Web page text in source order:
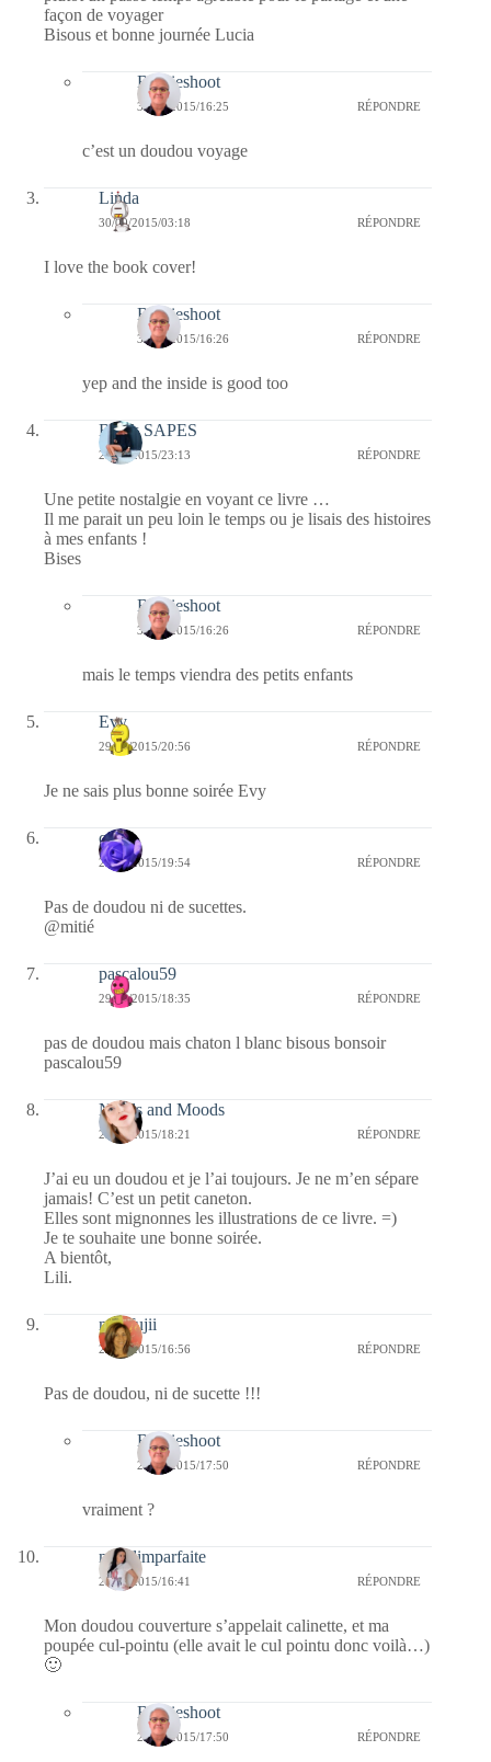
façon de voyager
Bisous et bonne journée Lucia
Bernieshoot
30/09/2015/16:25 RÉPONDRE
c’est un doudou voyage
Linda
30/09/2015/03:18 RÉPONDRE
I love the book cover!
Bernieshoot
30/09/2015/16:26 RÉPONDRE
yep and the inside is good too
Black SAPES
29/09/2015/23:13 RÉPONDRE
Une petite nostalgie en voyant ce livre …
Il me parait un peu loin le temps ou je lisais des histoires
à mes enfants !
Bises
Bernieshoot
30/09/2015/16:26 RÉPONDRE
mais le temps viendra des petits enfants
Evy
29/09/2015/20:56 RÉPONDRE
Je ne sais plus bonne soirée Evy
covix
29/09/2015/19:54 RÉPONDRE
Pas de doudou ni de sucettes.
@mitié
pascalou59
29/09/2015/18:35 RÉPONDRE
pas de doudou mais chaton l blanc bisous bonsoir
pascalou59
Needs and Moods
29/09/2015/18:21 RÉPONDRE
J’ai eu un doudou et je l’ai toujours. Je ne m’en sépare
jamais! C’est un petit caneton.
Elles sont mignonnes les illustrations de ce livre. =)
Je te souhaite une bonne soirée.
A bientôt,
Lili.
missfujii
29/09/2015/16:56 RÉPONDRE
Pas de doudou, ni de sucette !!!
Bernieshoot
29/09/2015/17:50 RÉPONDRE
vraiment ?
melolimparfaite
29/09/2015/16:41 RÉPONDRE
Mon doudou couverture s’appelait calinette, et ma
poupée cul-pointu (elle avait le cul pointu donc voilà…)
🙂
Bernieshoot
29/09/2015/17:50 RÉPONDRE